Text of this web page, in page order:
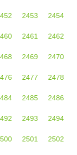
2453 2454
2461 2462
2469 2470
2477 2478
2485 2486
2493 2494
2501 2502